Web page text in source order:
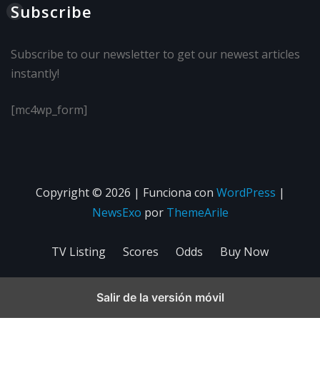
Subscribe
Subscribe to our newsletter to get our newest articles
instantly!
[mc4wp_form]
Copyright © 2026 | Funciona con WordPress |
NewsExo por ThemeArile
TV Listing Scores Odds Buy Now
Salir de la versión móvil